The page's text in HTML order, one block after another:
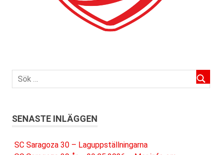
SENASTE INLÄGGEN
SC Saragoza 30 – Laguppställningarna